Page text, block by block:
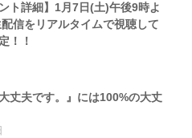
ト詳細】1月7日(土)午後9時よ
信をリアルタイムで視聴して
！！
丈夫です。』には100%の大丈